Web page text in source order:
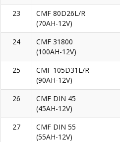
23
CMF 80D26L/R
(70AH-12V)
24
CMF 31800
(100AH-12V)
25
CMF 105D31L/R
(90AH-12V)
26
CMF DIN 45
(45AH-12V)
27
CMF DIN 55
(55AH-12V)